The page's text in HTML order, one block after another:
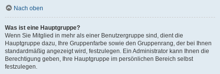
Nach oben
Was ist eine Hauptgruppe?
Wenn Sie Mitglied in mehr als einer Benutzergruppe sind, dient die
Hauptgruppe dazu, Ihre Gruppenfarbe sowie den Gruppenrang, der bei Ihnen
standardmäßig angezeigt wird, festzulegen. Ein Administrator kann Ihnen die
Berechtigung geben, Ihre Hauptgruppe im persönlichen Bereich selbst
festzulegen.